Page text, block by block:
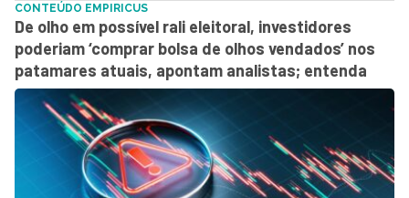
CONTEÚDO EMPIRICUS
De olho em possível rali eleitoral, investidores
poderiam ‘comprar bolsa de olhos vendados’ nos
patamares atuais, apontam analistas; entenda